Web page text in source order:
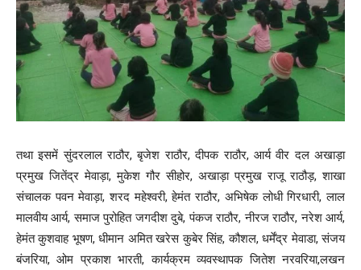
तथा इसमें सुंदरलाल राठौर, बृजेश राठौर, दीपक राठौर, आर्य वीर दल अखाड़ा
प्रमुख जितेंद्र मेवाड़ा, मुकेश गौर सीहोर, अखाड़ा प्रमुख राजू राठौड़, शाखा
संचालक पवन मेवाड़ा, शरद महेश्वरी, हेमंत राठौर, अभिषेक लोधी गिरधारी, लाल
मालवीय आर्य, समाज पुरोहित जगदीश दुबे, पंकज राठौर, नीरज राठौर, नरेश आर्य,
हेमंत कुशवाह भूषण, धीमान अमित खरेस कुबेर सिंह, कौशल, धर्मेंद्र मेवाडा, संजय
बंजरिया, ओम प्रकाश भारती, कार्यक्रम व्यवस्थापक जितेश नरवरिया,लखन